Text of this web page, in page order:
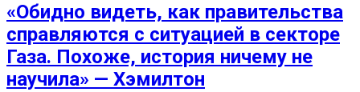
«Обидно видеть, как правительства
справляются с ситуацией в секторе
Газа. Похоже, история ничему не
научила» — Хэмилтон